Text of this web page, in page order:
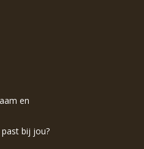
en
bij jou?